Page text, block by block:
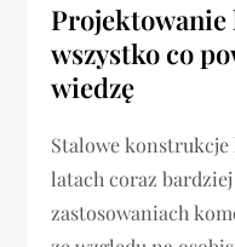
Projektowanie
wszystko co
wiedzę
Stalowe
latach coraz
zastosowaniach